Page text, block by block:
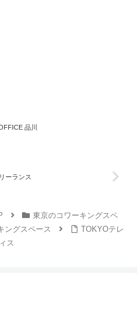
品川
ーランス
東京のコワーキングスペ
ングスペース
TOKYOテレ
ス